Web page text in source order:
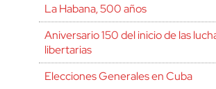
La Habana, 500 años
Aniversario 150 del inicio de las
libertarias
Elecciones Generales en Cuba